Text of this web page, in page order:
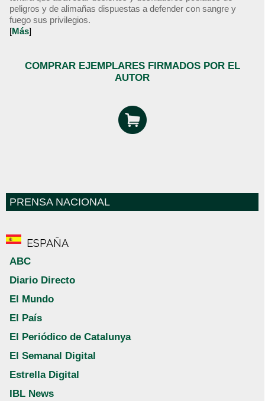
peligros y de alimañas dispuestas a defender con sangre y
fuego sus privilegios.
[Más]
COMPRAR EJEMPLARES FIRMADOS POR EL
AUTOR
PRENSA NACIONAL
ESPAÑA
ABC
Diario Directo
El Mundo
El País
El Periódico de Catalunya
El Semanal Digital
Estrella Digital
IBL News